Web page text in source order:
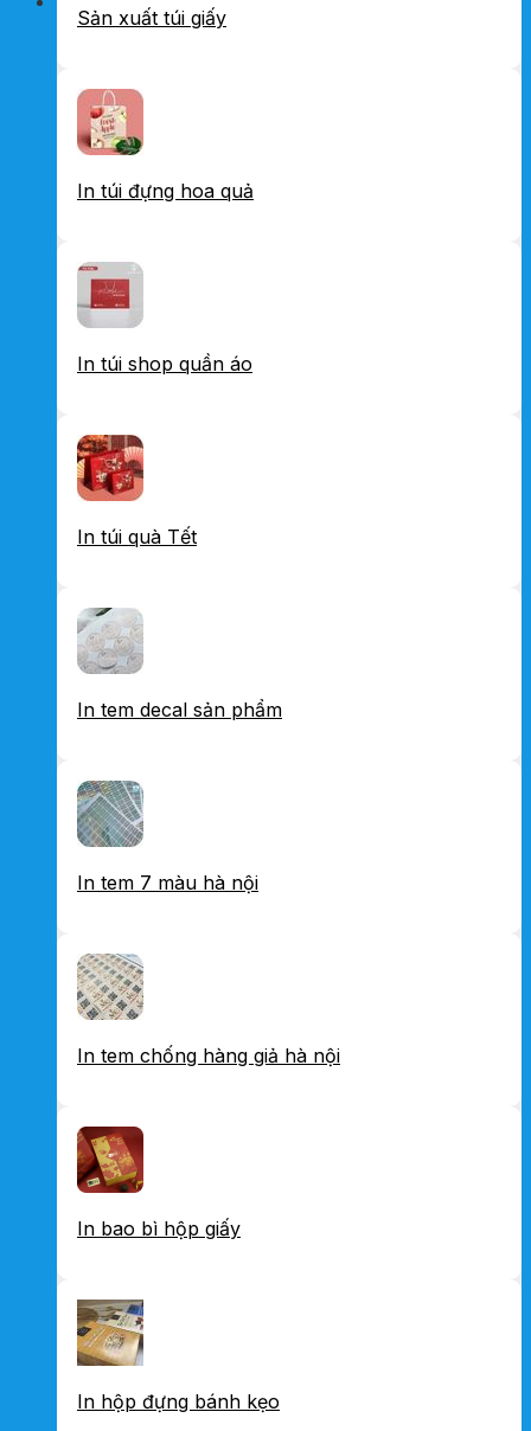
Sản xuất túi giấy
In túi đựng hoa quả
In túi shop quần áo
In túi quà Tết
In tem decal sản phẩm
In tem 7 màu hà nội
In tem chống hàng giả hà nội
In bao bì hộp giấy
In hộp đựng bánh kẹo